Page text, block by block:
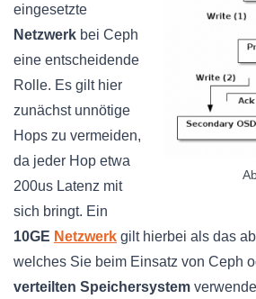
eingesetzte
Netzwerk bei Ceph
eine entscheidende
Rolle. Es gilt hier
zunächst unnötige
Hops zu vermeiden,
da jeder Hop etwa
200us Latenz mit
sich bringt. Ein
10GE Netzwerk gilt hierbei als das
welches Sie beim Einsatz von Ceph
verteilten Speichersystem